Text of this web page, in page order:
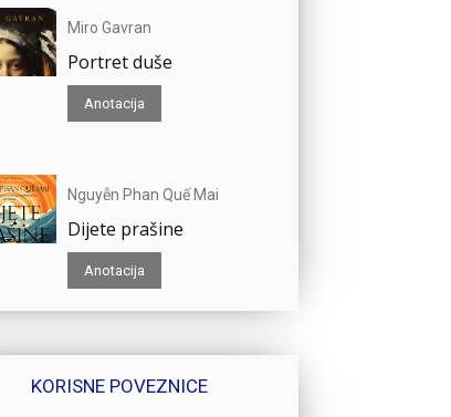
Miro Gavran
Portret duše
Anotacija
Nguyễn Phan Quế Mai
Dijete prašine
Anotacija
KORISNE POVEZNICE